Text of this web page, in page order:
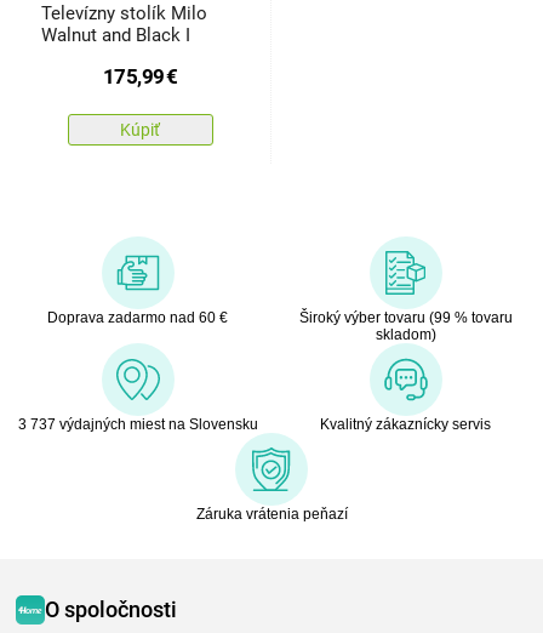
Televízny stolík Milo
Walnut and Black I
175,99€
Kúpiť
Doprava zadarmo nad 60 €
Široký výber tovaru (99 % tovaru
skladom)
3 737 výdajných miest na Slovensku Kvalitný zákaznícky servis
Záruka vrátenia peňazí
O spoločnosti